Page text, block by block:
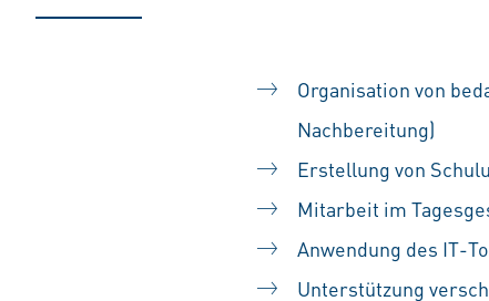
Organisation von
Nachbereitung)
Erstellung von
Mitarbeit im
Anwendung des IT-
Unterstützung